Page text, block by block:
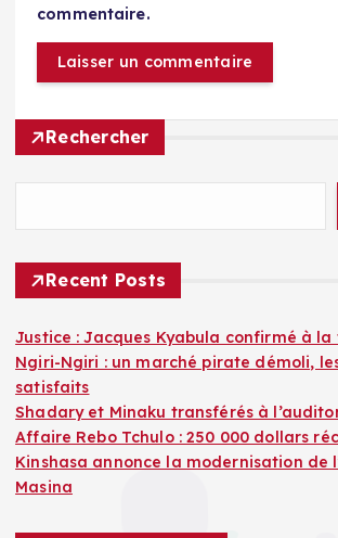
commentaire.
Rechercher
Recent Posts
Justice : Jacques Kyabula confirmé à la
Ngiri-Ngiri : un marché pirate démoli,
satisfaits
Shadary et Minaku transférés à
Affaire Rebo Tchulo : 250 000 dollars
Kinshasa annonce la modernisation de
Masina